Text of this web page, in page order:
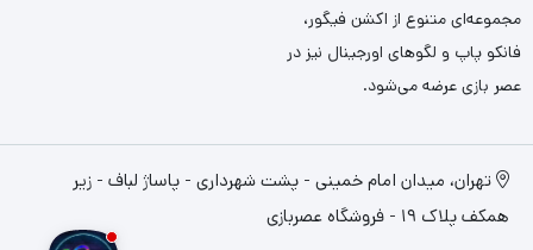
مجموعه‌ای متنوع از اکشن فیگور،
فانکو پاپ و لگوهای اورجینال نیز در
عصر بازی عرضه می‌شود.
تهران، میدان امام خمینی - پشت شهرداری - پاساژ لباف - زیر
همکف پلاک 19 - فروشگاه عصربازی